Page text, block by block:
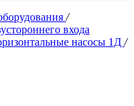
/
входа
насосы 1Д /